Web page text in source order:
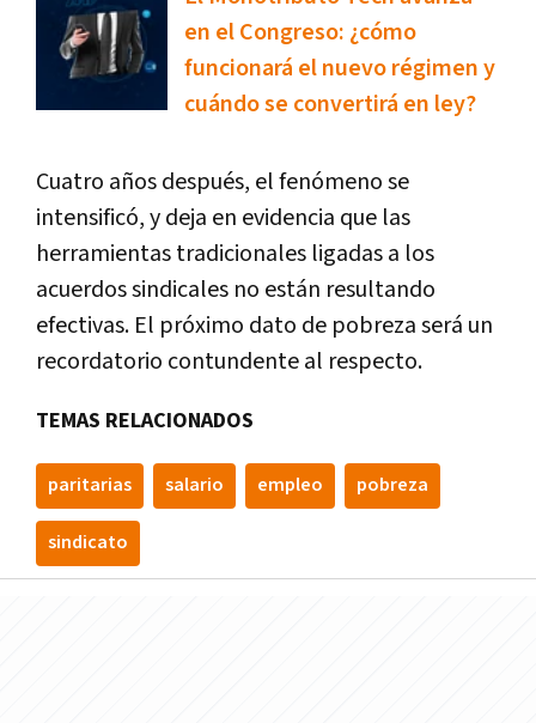
en el Congreso: ¿cómo
funcionará el nuevo régimen y
cuándo se convertirá en ley?
Cuatro años después, el fenómeno se
intensificó, y deja en evidencia que las
herramientas tradicionales ligadas a los
acuerdos sindicales no están resultando
efectivas. El próximo dato de pobreza será un
recordatorio contundente al respecto.
TEMAS RELACIONADOS
paritarias salario empleo pobreza
sindicato